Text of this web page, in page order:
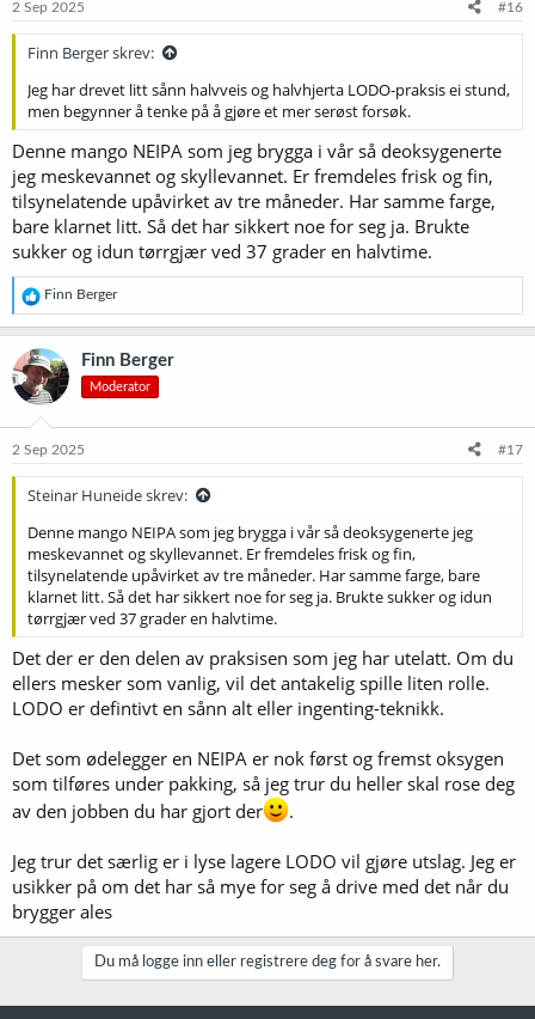
2 Sep 2025 #16
Finn Berger skrev:
Jeg har drevet litt sånn halvveis og halvhjerta LODO-praksis ei stund,
men begynner å tenke på å gjøre et mer serøst forsøk.
Denne mango NEIPA som jeg brygga i vår så deoksygenerte
jeg meskevannet og skyllevannet. Er fremdeles frisk og fin,
tilsynelatende upåvirket av tre måneder. Har samme farge,
bare klarnet litt. Så det har sikkert noe for seg ja. Brukte
sukker og idun tørrgjær ved 37 grader en halvtime.
R
e
a
k
s
j
o
e
Finn Berger
Finn Berger
Moderator
2 Sep 2025 #17
Steinar Huneide skrev:
Denne mango NEIPA som jeg brygga i vår så deoksygenerte jeg
meskevannet og skyllevannet. Er fremdeles frisk og fin,
tilsynelatende upåvirket av tre måneder. Har samme farge, bare
klarnet litt. Så det har sikkert noe for seg ja. Brukte sukker og idun
tørrgjær ved 37 grader en halvtime.
Det der er den delen av praksisen som jeg har utelatt. Om du
ellers mesker som vanlig, vil det antakelig spille liten rolle.
LODO er defintivt en sånn alt eller ingenting-teknikk.
Det som ødelegger en NEIPA er nok først og fremst oksygen
som tilføres under pakking, så jeg trur du heller skal rose deg
av den jobben du har gjort der
.
Jeg trur det særlig er i lyse lagere LODO vil gjøre utslag. Jeg er
usikker på om det har så mye for seg å drive med det når du
brygger ales
Du må logge inn eller registrere deg for å svare her.